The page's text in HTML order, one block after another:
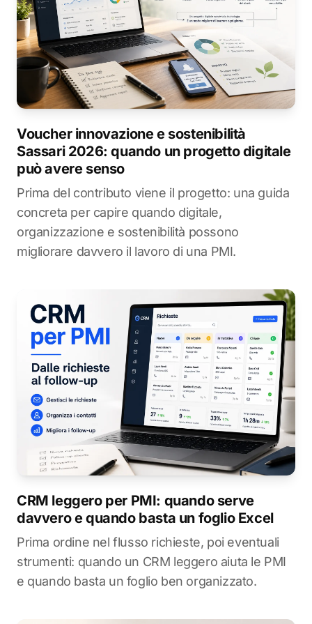
Voucher innovazione e sostenibilità
Sassari 2026: quando un progetto digitale
può avere senso
Prima del contributo viene il progetto: una guida
concreta per capire quando digitale,
organizzazione e sostenibilità possono
migliorare davvero il lavoro di una PMI.
CRM leggero per PMI: quando serve
davvero e quando basta un foglio Excel
Prima ordine nel flusso richieste, poi eventuali
strumenti: quando un CRM leggero aiuta le PMI
e quando basta un foglio ben organizzato.